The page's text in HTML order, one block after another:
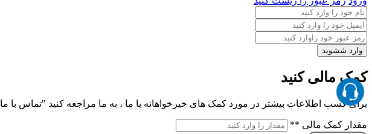
کمک مالی کنید
برای کسب اطلاعات بیشتر در مورد کمک های خیرخواهانه با ما ، به ما مراجعه کنید "تماس با ما
مقدار کمک مالی **